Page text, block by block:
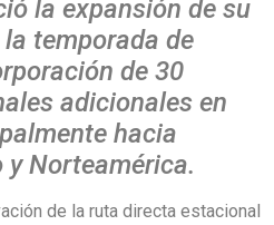
la expansión de su
temporada de
de 30
adicionales en
hacia
y Norteamérica.
de la ruta directa estacional